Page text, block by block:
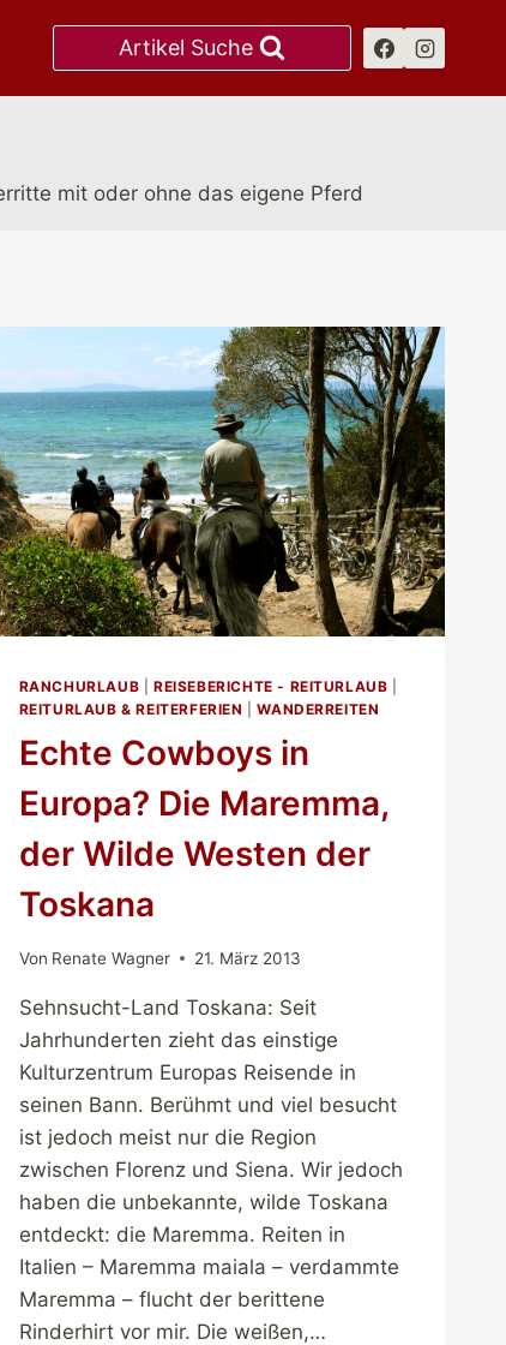
Artikel Suche
mit oder ohne das eigene Pferd
RANCHURLAUB REISEBERICHTE - REITURLAUB
REITURLAUB & REITERFERIEN
|WANDERREITEN
Echte Cowboys in
Europa? Die Maremma,
der Wilde Westen der
Toskana
Von Renate Wagner 21. März 2013
Sehnsucht-Land Toskana: Seit
Jahrhunderten zieht das einstige
Kulturzentrum Europas Reisende in
seinen Bann. Berühmt und viel besucht
ist jedoch meist nur die Region
zwischen Florenz und Siena. Wir jedoch
haben die unbekannte, wilde Toskana
entdeckt: die Maremma. Reiten in
Italien – Maremma maiala – verdammte
Maremma – flucht der berittene
Rinderhirt vor mir. Die weißen,…